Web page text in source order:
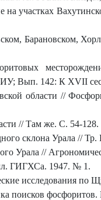
участках
Барановском,
Вып. 142: К XVII
области //
// Там же. С. 54-128.
склона Урала //
Урала //
ГИГХСа. 1947. № 1.
исследования
поисков фосфоритов.